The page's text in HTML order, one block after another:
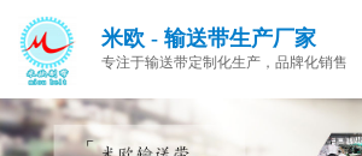
米欧 - 输送带生产厂家
专注于输送带定制化生产，品牌化销售